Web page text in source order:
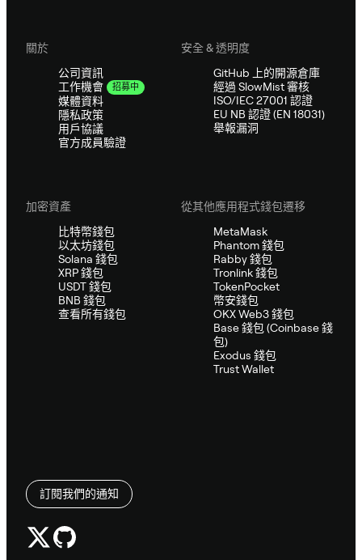
關於
公司資訊
工作機會
招募中
媒體資料
隱私政策
用戶協議
官方成員驗證
安全 & 透明度
GitHub 上的開源倉庫
經過 SlowMist 審核
ISO/IEC 27001 認證
EU NB 認證 (EN 18031)
舉報漏洞
加密資產
比特幣錢包
以太坊錢包
Solana 錢包
XRP 錢包
USDT 錢包
BNB 錢包
查看所有錢包
從其他應用程式錢包遷移
MetaMask
Phantom 錢包
Rabby 錢包
Tronlink 錢包
TokenPocket
幣安錢包
OKX Web3 錢包
Base 錢包 (Coinbase 錢
包)
Exodus 錢包
Trust Wallet
訂閱我們的通知